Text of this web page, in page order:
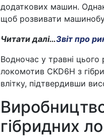
додаткових машин. Однак
щоб розвивати
Читати далі…Звіт про
Водночас у травні цього
локомотив CKD6H з
влітку, підтвердивши
гібридних